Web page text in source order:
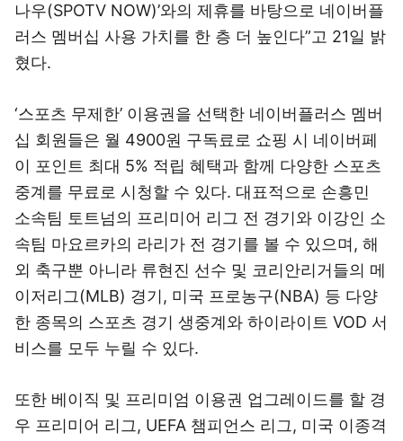
나우(SPOTV NOW)’와의 제휴를 바탕으로 네이버플
러스 멤버십 사용 가치를 한 층 더 높인다”고 21일 밝
혔다.
‘스포츠 무제한’ 이용권을 선택한 네이버플러스 멤버
십 회원들은 월 4900원 구독료로 쇼핑 시 네이버페
이 포인트 최대 5% 적립 혜택과 함께 다양한 스포츠
중계를 무료로 시청할 수 있다. 대표적으로 손흥민
소속팀 토트넘의 프리미어 리그 전 경기와 이강인 소
속팀 마요르카의 라리가 전 경기를 볼 수 있으며, 해
외 축구뿐 아니라 류현진 선수 및 코리안리거들의 메
이저리그(MLB) 경기, 미국 프로농구(NBA) 등 다양
한 종목의 스포츠 경기 생중계와 하이라이트 VOD 서
비스를 모두 누릴 수 있다.
또한 베이직 및 프리미엄 이용권 업그레이드를 할 경
우 프리미어 리그, UEFA 챔피언스 리그, 미국 이종격